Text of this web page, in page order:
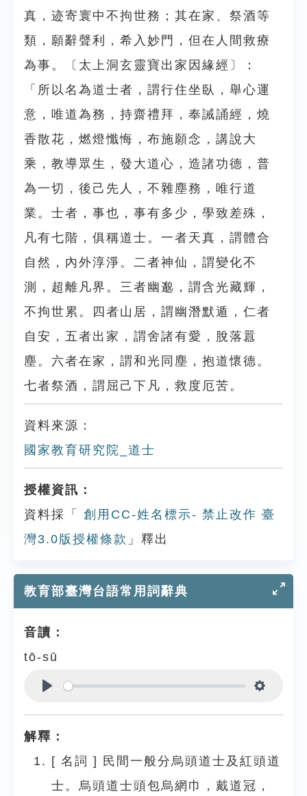
真，迹寄寰中不拘世務；其在家、祭酒等
類，願辭聲利，希入妙門，但在人間救療
為事。〔太上洞玄靈寶出家因緣經〕：
「所以名為道士者，謂行住坐臥，舉心運
意，唯道為務，持齋禮拜，奉誡誦經，燒
香散花，燃燈懺悔，布施願念，講說大
乘，教導眾生，發大道心，造諸功德，普
為一切，後己先人，不雜塵務，唯行道
業。士者，事也，事有多少，學致差殊，
凡有七階，俱稱道士。一者天真，謂體合
自然，內外淳淨。二者神仙，謂變化不
測，超離凡界。三者幽邈，謂含光藏輝，
不拘世累。四者山居，謂幽潛默遁，仁者
自安，五者出家，謂舍諸有愛，脫落囂
塵。六者在家，謂和光同塵，抱道懷德。
七者祭酒，謂屈己下凡，救度厄苦。
資料來源：
國家教育研究院_道士
授權資訊：
資料採「
創用CC-姓名標示- 禁止改作 臺
灣3.0版授權條款 」釋出
教育部臺灣台語常用詞辭典
音讀：
tō-sū
解釋：
[ 名詞 ] 民間一般分烏頭道士及紅頭道
士。烏頭道士頭包烏網巾，戴道冠，